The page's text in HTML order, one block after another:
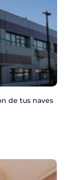
de tus naves